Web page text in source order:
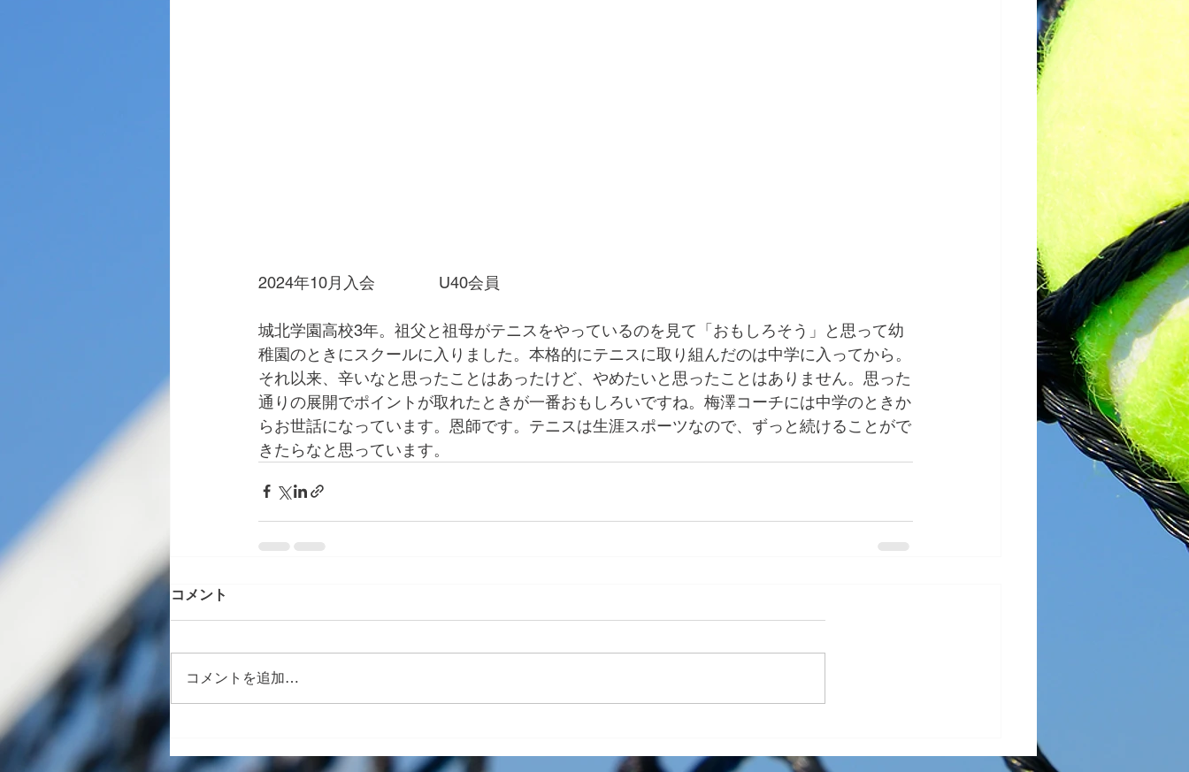
2024年10月入会　　　　U40会員
城北学園高校3年。祖父と祖母がテニスをやっているのを見て「おもしろそう」と思って幼
稚園のときにスクールに入りました。本格的にテニスに取り組んだのは中学に入ってから。
それ以来、辛いなと思ったことはあったけど、やめたいと思ったことはありません。思った
通りの展開でポイントが取れたときが一番おもしろいですね。梅澤コーチには中学のときか
らお世話になっています。恩師です。テニスは生涯スポーツなので、ずっと続けることがで
きたらなと思っています。
コメント
コメントを追加…